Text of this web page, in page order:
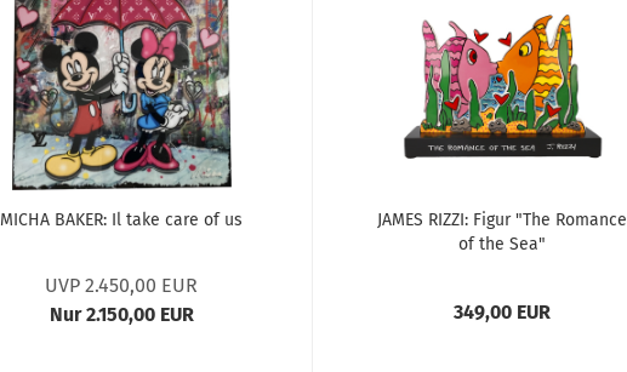
MICHA BAKER: Il take care of us
UVP 2.450,00 EUR
Nur 2.150,00 EUR
JAMES RIZZI: Figur "The Romance
of the Sea"
349,00 EUR